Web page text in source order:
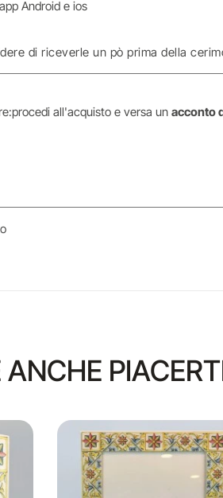
Android e ios
di riceverle un pò prima della
all'acquisto e versa un acconto
ANCHE